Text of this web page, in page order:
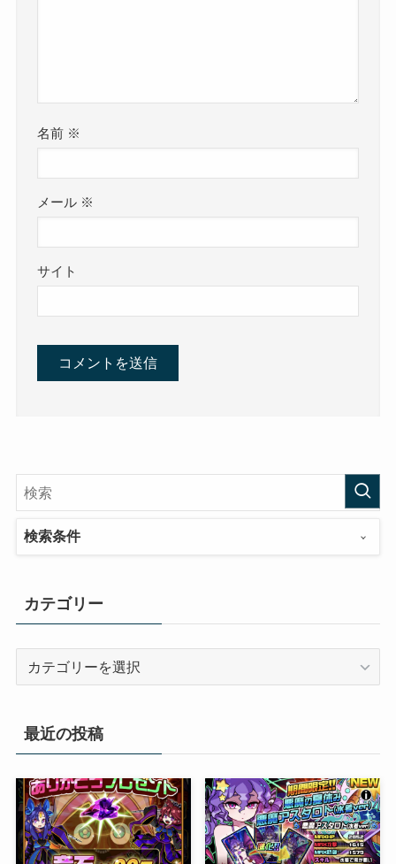
名前 ※
メール ※
サイト
検索条件
カテゴリー
リ
最近の投稿